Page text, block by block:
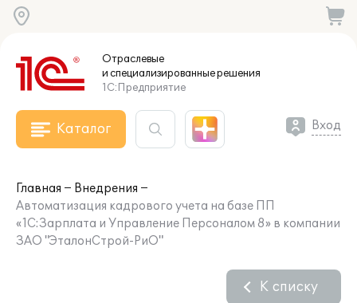
Отраслевые
и специализированныерешения
1С:Предприятие
Каталог Вход
Главная
Внедрения
Автоматизация кадрового учета на базе ПП
«1С:Зарплата и Управление Персоналом 8» в компании
ЗАО "ЭталонСтрой-РиО"
К списку